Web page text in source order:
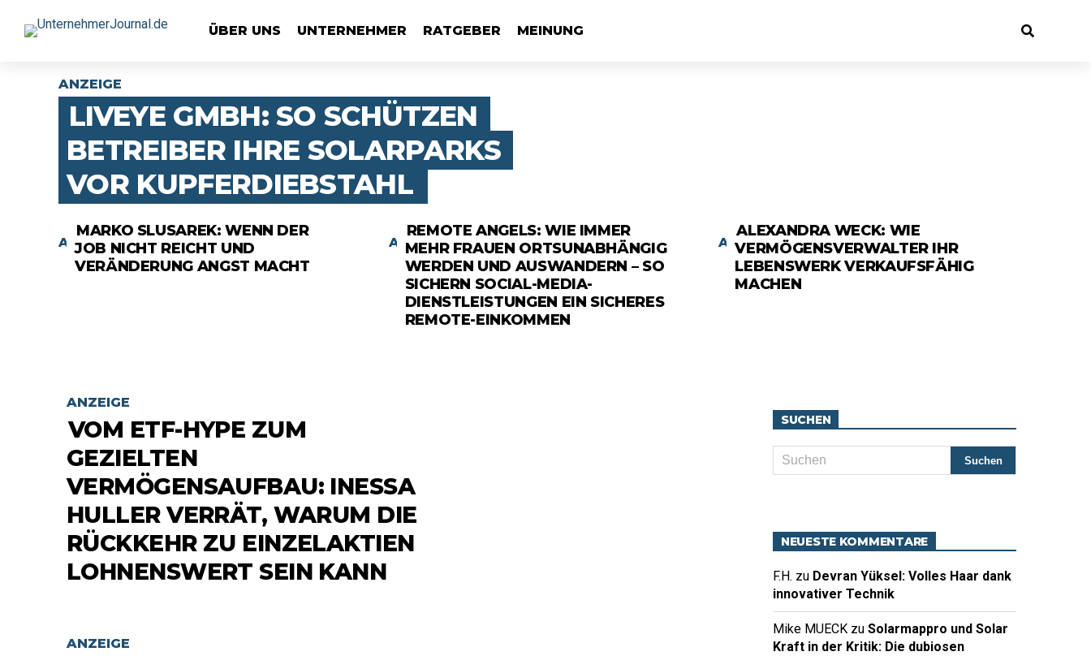
ÜBER UNS UNTERNEHMER RATGEBER MEINUNG
ANZEIGE
LIVEYE GMBH: SO SCHÜTZEN
BETREIBER IHRE SOLARPARKS
VOR KUPFERDIEBSTAHL
ANZEIGE
MARKO SLUSAREK: WENN DER
JOB NICHT REICHT UND
VERÄNDERUNG ANGST MACHT
ANZEIGE
REMOTE ANGELS: WIE IMMER
MEHR FRAUEN ORTSUNABHÄNGIG
WERDEN UND AUSWANDERN – SO
SICHERN SOCIAL-MEDIA-
DIENSTLEISTUNGEN EIN SICHERES
REMOTE-EINKOMMEN
ANZEIGE
ALEXANDRA WECK: WIE
VERMÖGENSVERWALTER IHR
LEBENSWERK VERKAUFSFÄHIG
MACHEN
ANZEIGE
VOM ETF-HYPE ZUM
GEZIELTEN
VERMÖGENSAUFBAU: INESSA
HULLER VERRÄT, WARUM DIE
RÜCKKEHR ZU EINZELAKTIEN
LOHNENSWERT SEIN KANN
ANZEIGE
SUCHEN
NEUESTE KOMMENTARE
F.H. zu Devran Yüksel: Volles Haar dank
innovativer Technik
Mike MUECK zu Solarmappro und Solar
Kraft in der Kritik: Die dubiosen